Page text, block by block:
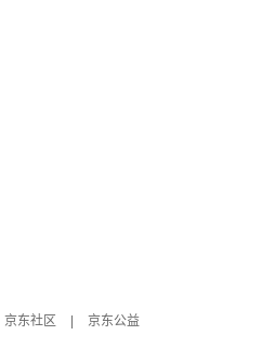
京东社区
京东公益